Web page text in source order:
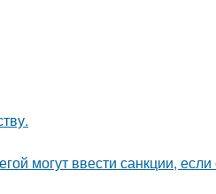
могут ввести санкции,